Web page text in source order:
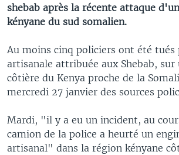
shebab après la récente attaque
kényane du sud somalien.
Au moins cinq policiers ont été tués
artisanale attribuée aux Shebab, sur
côtière du Kenya proche de la
mercredi 27 janvier des sources
Mardi, "il y a eu un incident, au
camion de la police a heurté un
artisanal" dans la région kényane